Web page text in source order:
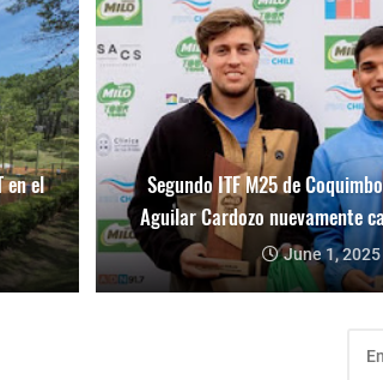
en el
Segundo ITF M25 de
Aguilar Cardozo nuevamente
June 1, 2025